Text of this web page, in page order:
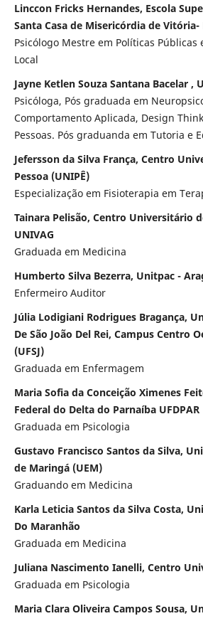
Linccon Fricks Hernandes, Escola
Santa Casa de Misericórdia de Vitória-
Psicólogo Mestre em Políticas Públicas
Local
Jayne Ketlen Souza Santana Bacelar ,
Psicóloga, Pós graduada em
Comportamento Aplicada, Design
Pessoas. Pós graduanda em Tutoria e
Jefersson da Silva França, Centro
Pessoa (UNIPÊ)
Especialização em Fisioterapia em
Tainara Pelisão, Centro Universitário
UNIVAG
Graduada em Medicina
Humberto Silva Bezerra, Unitpac -
Enfermeiro Auditor
Júlia Lodigiani Rodrigues Bragança,
De São João Del Rei, Campus Centro
(UFSJ)
Graduada em Enfermagem
Maria Sofia da Conceição Ximenes
Federal do Delta do Parnaíba UFDPAR
Graduada em Psicologia
Gustavo Francisco Santos da Silva,
de Maringá (UEM)
Graduando em Medicina
Karla Leticia Santos da Silva Costa,
Do Maranhão
Graduada em Medicina
Juliana Nascimento Ianelli, Centro
Graduada em Psicologia
Maria Clara Oliveira Campos Sousa,